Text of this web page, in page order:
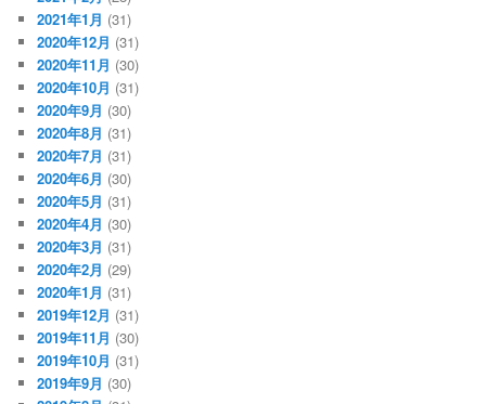
2021年1月 (31)
2020年12月 (31)
2020年11月 (30)
2020年10月 (31)
2020年9月 (30)
2020年8月 (31)
2020年7月 (31)
2020年6月 (30)
2020年5月 (31)
2020年4月 (30)
2020年3月 (31)
2020年2月 (29)
2020年1月 (31)
2019年12月 (31)
2019年11月 (30)
2019年10月 (31)
2019年9月 (30)